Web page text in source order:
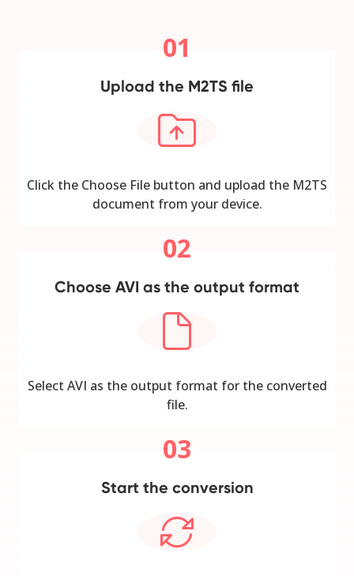
01
Upload the M2TS file
Click the Choose File button and upload the M2TS
document from your device.
02
Choose AVI as the output format
Select AVI as the output format for the converted
file.
03
Start the conversion